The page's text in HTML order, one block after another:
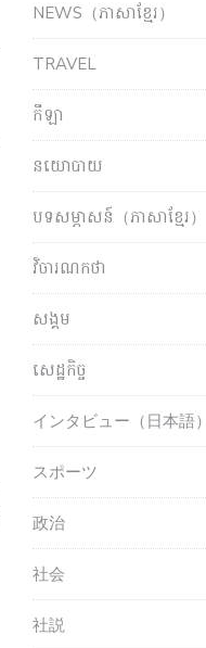
NEWS（ភាសាខ្មែរ）
TRAVEL
កីឡា
នយោបាយ
បទសម្ភាសន៍（ភាសាខ្មែរ）
វិចារណកថា
សង្គម
សេដ្ឋកិច្ច
インタビュー（日本語）
スポーツ
政治
社会
社説